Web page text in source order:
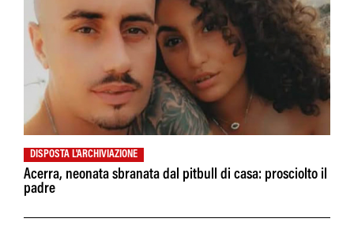
DISPOSTA L'ARCHIVIAZIONE
Acerra, neonata sbranata dal pitbull di casa: prosciolto il
padre